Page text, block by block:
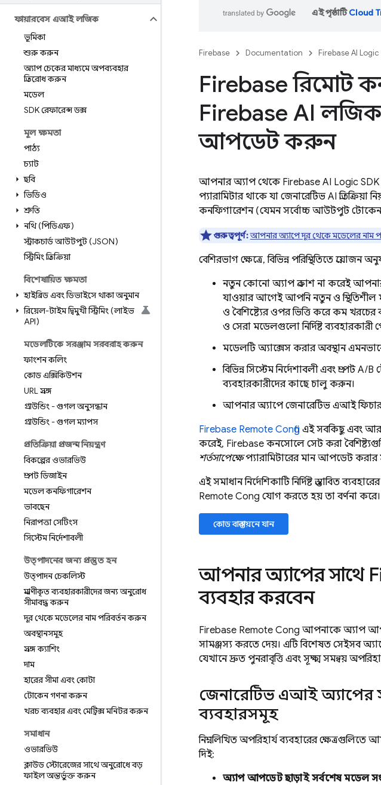
ফায়ারবেস এআই লজিক
ভূমিকা
শুরু করুন
অ্যাপ চেকের মাধ্যমে অপব্যবহার
প্রতিরোধ করুন
মডেল
SDK রেফারেন্স ডক্স
মূল ক্ষমতা
পাঠ্য
চ্যাট
ছবি
ভিডিও
শ্রুতি
নথি (পিডিএফ)
স্ট্রাকচার্ড আউটপুট (JSON)
স্ট্রিমিং প্রতিক্রিয়া
বিশেষায়িত ক্ষমতা
হাইব্রিড এবং ডিভাইসে থাকা অনুমান
রিয়েল-টাইম দ্বিমুখী স্ট্রিমিং (লাইভ
API)
মডেলটিকে সরঞ্জাম সরবরাহ করুন
ফাংশন কলিং
কোড এক্সিকিউশন
URL প্রসঙ্গ
গ্রাউন্ডিং - গুগল অনুসন্ধান
গ্রাউন্ডিং - গুগল ম্যাপস
প্রতিক্রিয়া প্রজন্ম নিয়ন্ত্রণ
বিকল্পের ওভারভিউ
প্রম্পট ডিজাইন
মডেল কনফিগারেশন
ভাবছেন
নিরাপত্তা সেটিংস
সিস্টেম নির্দেশাবলী
উত্পাদনের জন্য প্রস্তুত হন
উত্পাদন চেকলিস্ট
প্রমাণীকৃত ব্যবহারকারীদের জন্য অনুরোধ
সীমাবদ্ধ করুন
দূর থেকে মডেলের নাম পরিবর্তন করুন
অবস্থানসমূহ
প্রসঙ্গ ক্যাশিং
দাম
হারের সীমা এবং কোটা
টোকেন গণনা করুন
খরচব্যবহার এবং মেট্রিক্স মনিটর করুন
সমাধান
ওভারভিউ
ক্লাউড স্টোরেজের সাথে অনুরোধে বড়
ফাইল অন্তর্ভুক্ত করুন
এই পৃষ্ঠাটিCloud
Firebase Documentation Firebase AI Logic
Firebase রিমোট
Firebase AI
আপডেট করুন
আপনার অ্যাপ থেকে Firebase AI Logic
প্যারামিটার থাকে যা জেনারেটিভ AI
কনফিগারেশন (যেমন সর্বোচ্চ আউটপুট টোকেন),
গুরুত্বপূর্ণ:আপনার অ্যাপে দূর থেকে মডেলের নাম
বেশিরভাগ ক্ষেত্রে, বিভিন্ন পরিস্থিতিতে
নতুন কোনো অ্যাপ প্রকাশ না করেই
যাওয়ার আগেই আপনি নতুন ও স্থিতিশীল
ও বৈশিষ্ট্যের ওপর ভিত্তি করে কম খরচের
ও সেরা মডেলগুলো নির্দিষ্ট ব্যবহারকারী
মডেলটি অ্যাক্সেস করার অবস্থান
বিভিন্ন সিস্টেম নির্দেশাবলী এবং প্রম্পট
ব্যবহারকারীদের কাছে চালু করুন।
আপনার অ্যাপে জেনারেটিভ এআই
Firebase Remote Config এই সবকিছু এবং
করেই, Firebase কনসোলে সেট করা
শর্তসাপেক্ষেপ্যারামিটারের মান আপডেট
এই সমাধান নির্দেশিকাটি নির্দিষ্ট প্রস্তাবিত
Remote Config যোগ করতে হয় তা বর্ণনা করে।
কোড বাস্তবায়নে যান
আপনার অ্যাপের সাথে
ব্যবহার করবেন?
Firebase Remote Config আপনাকে অ্যাপ
সামঞ্জস্য করতে দেয়। এটি বিশেষত সেইসব
যেখানে দ্রুত পুনরাবৃত্তি এবং সূক্ষ্ম সমন্বয়
জেনারেটিভ এআই অ্যাপের
ব্যবহারসমূহ
নিম্নলিখিত অপরিহার্য ব্যবহারের ক্ষেত্রগুলিতে
দিই:
অ্যাপ আপডেট ছাড়াই সর্বশেষ মডেল